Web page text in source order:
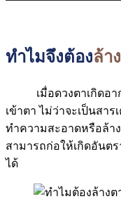
ทำไมจึงต้องล้า
เมื่อดวงตาเกิดอาก
เข้าตา ไม่ว่าจะเป็นสา
ทำความสะอาดหรือล้า
สามารถก่อให้เกิดอันต
ได้